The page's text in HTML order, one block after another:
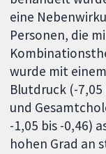
eine
Personen, die
wurde mit
Blutdruck (-7,05
und
-1,05 bis -0,46)
hohen Grad an